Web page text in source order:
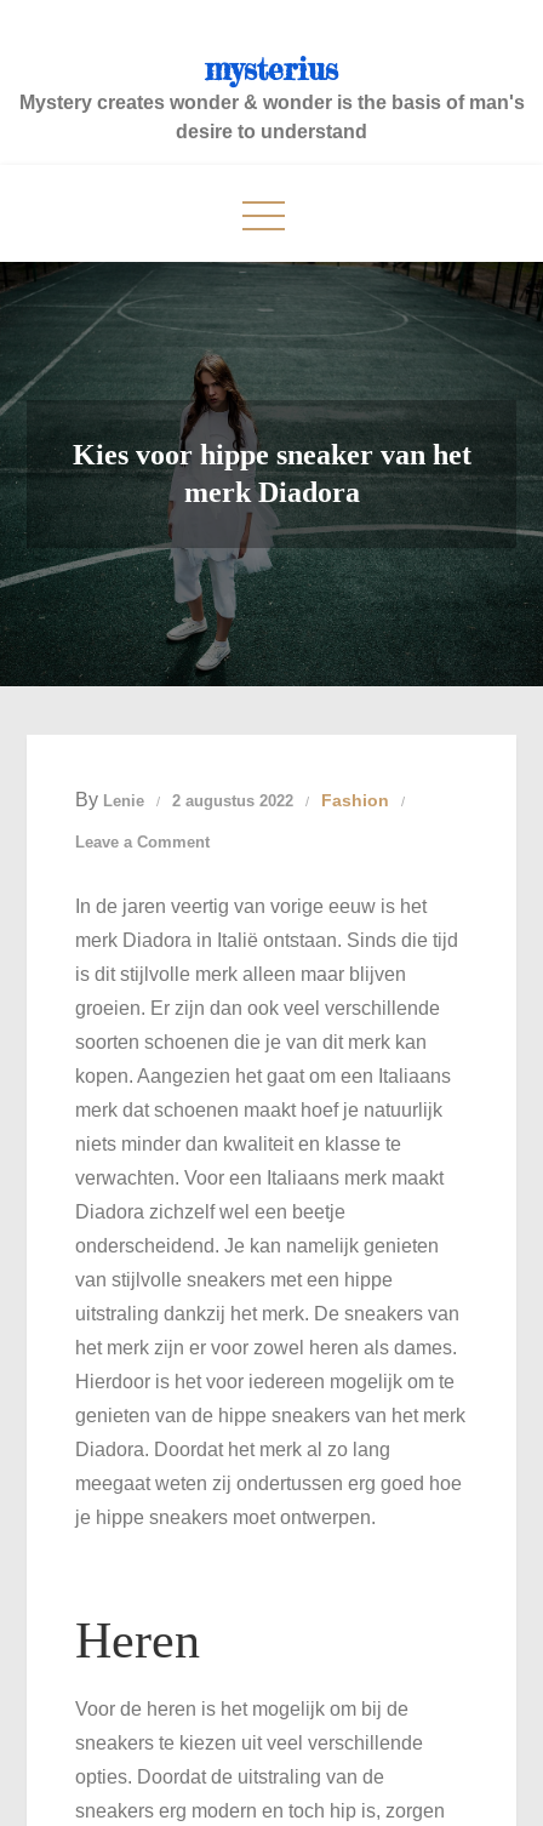
mysterius
Mystery creates wonder & wonder is the basis of man's
desire to understand
Kies voor hippe sneaker van het
merk Diadora
By Lenie 2 augustus 2022 Fashion
Leave a Commenton
voor
hippe
sneaker
van
het
merk
Diadora
In de jaren veertig van vorige eeuw is het
merk Diadora in Italië ontstaan. Sinds die tijd
is dit stijlvolle merk alleen maar blijven
groeien. Er zijn dan ook veel verschillende
soorten schoenen die je van dit merk kan
kopen. Aangezien het gaat om een Italiaans
merk dat schoenen maakt hoef je natuurlijk
niets minder dan kwaliteit en klasse te
verwachten. Voor een Italiaans merk maakt
Diadora zichzelf wel een beetje
onderscheidend. Je kan namelijk genieten
van stijlvolle sneakers met een hippe
uitstraling dankzij het merk. De sneakers van
het merk zijn er voor zowel heren als dames.
Hierdoor is het voor iedereen mogelijk om te
genieten van de hippe sneakers van het merk
Diadora. Doordat het merk al zo lang
meegaat weten zij ondertussen erg goed hoe
je hippe sneakers moet ontwerpen.
Heren
Voor de heren is het mogelijk om bij de
sneakers te kiezen uit veel verschillende
opties. Doordat de uitstraling van de
sneakers erg modern en toch hip is, zorgen